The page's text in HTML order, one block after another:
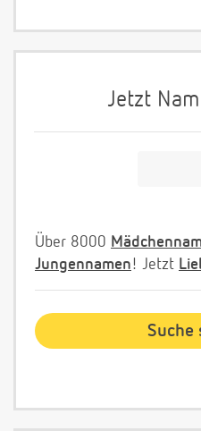
Jetzt
Über 8000
Jungennamen! Jetzt